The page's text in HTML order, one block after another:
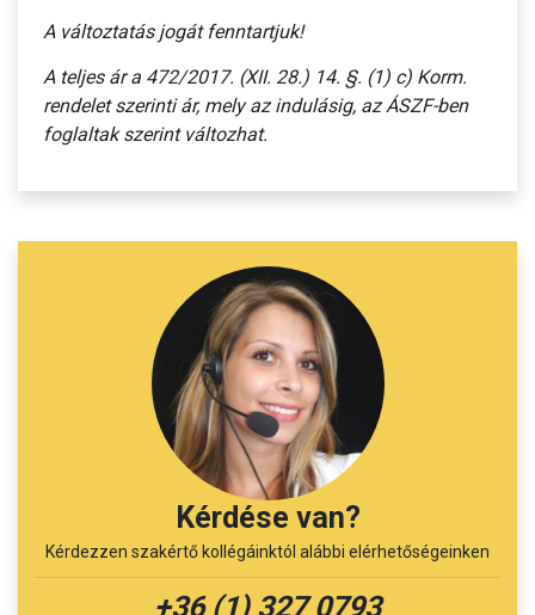
Kérdése van?
Kérdezzen szakértő kollégáinktól alábbi elérhetőségeinken
+36 (1) 327 0793
A változtatás jogát fenntartjuk!
A teljes ár a 472/2017. (XII. 28.) 14. §. (1) c) Korm.
rendelet szerinti ár, mely az indulásig, az ÁSZF-ben
foglaltak szerint változhat.